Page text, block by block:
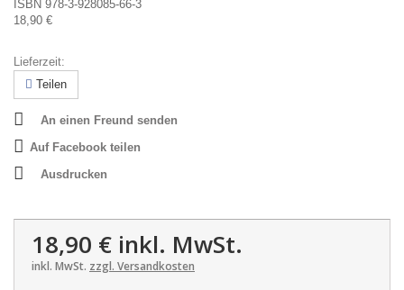
ISBN 978-3-928085-66-3
18,90 €
Lieferzeit:
Teilen
An einen Freund senden
Auf Facebook teilen
Ausdrucken
18,90 € inkl. MwSt.
inkl. MwSt. zzgl. Versandkosten